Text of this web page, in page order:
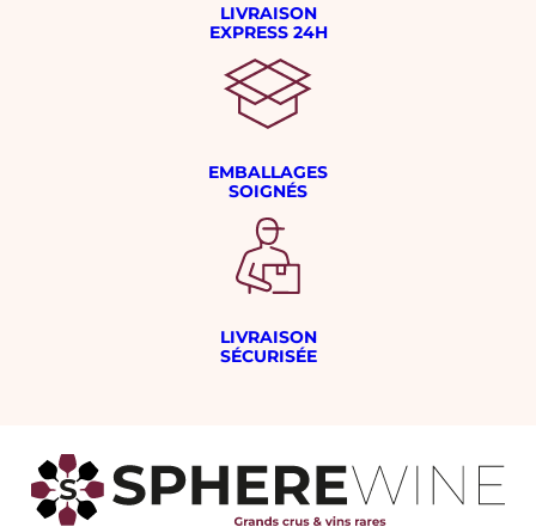
LIVRAISON
EXPRESS 24H
EMBALLAGES
SOIGNÉS
LIVRAISON
SÉCURISÉE